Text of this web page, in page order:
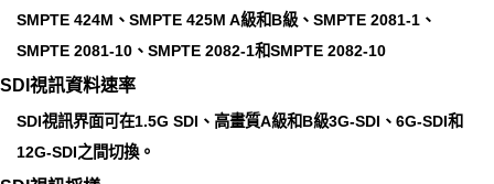
SMPTE 424M、SMPTE 425M A級和B級、SMPTE 2081-1、
SMPTE 2081-10、SMPTE 2082-1和SMPTE 2082-10
SDI視訊資料速率
SDI視訊界面可在1.5G SDI、高畫質A級和B級3G‑SDI、6G‑SDI和
12G‑SDI之間切換。